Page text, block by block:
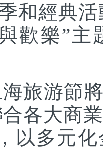
和經典
歡樂”主
游節將
各大商
以多元